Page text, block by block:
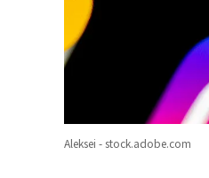
Aleksei - stock.adobe.com